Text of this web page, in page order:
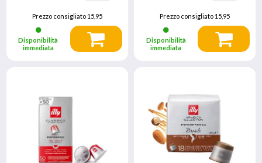
Prezzo consigliato15,95
Disponibilità
immediata
Prezzo consigliato 15,95
Disponibilità
immediata